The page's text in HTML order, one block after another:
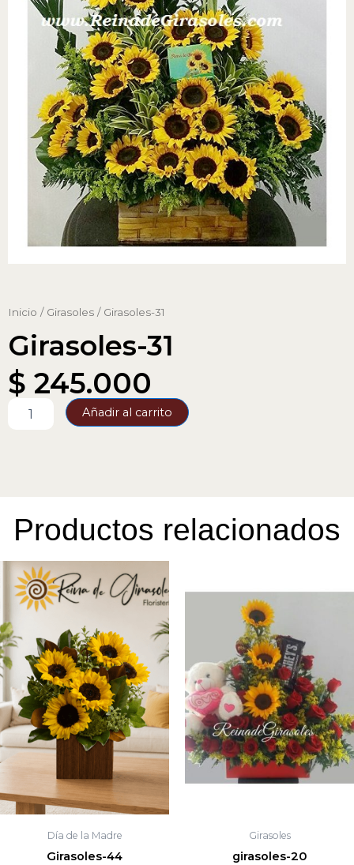
Inicio / Girasoles / Girasoles-31
Girasoles-31
$ 245.000
Añadir al carrito
Productos relacionados
Día de la Madre
Girasoles-44
Girasoles
girasoles-20